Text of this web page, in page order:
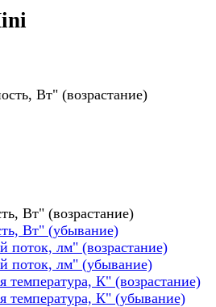
Вт" (возрастание)
Вт" (возрастание)
Вт" (убывание)
поток, лм" (возрастание)
поток, лм" (убывание)
температура, К" (возрастание)
температура, К" (убывание)